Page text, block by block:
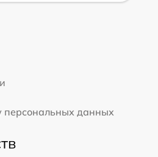
персональных данных